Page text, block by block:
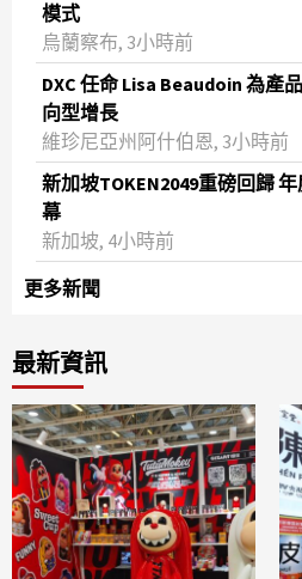
模式
烏蘭察布, 3小時前
DXC 任命 Lisa Beaudoin 為產
向型增長
維珍尼亞州阿什伯恩, 3小時前
新加坡TOKEN2049重磅回歸
幕
新加坡, 4小時前
更多新聞
最新資訊